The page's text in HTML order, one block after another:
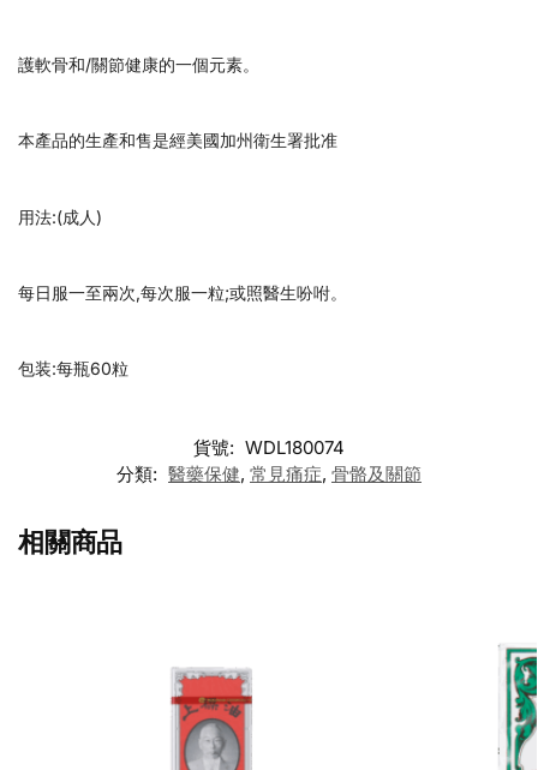
護軟骨和/關節健康的一個元素。
本產品的生產和售是經美國加州衛生署批准
用法:(成人)
每日服一至兩次,每次服一粒;或照醫生吩咐。
包装:每瓶60粒
貨號: WDL180074
分類: 醫藥保健, 常見痛症, 骨骼及關節
相關商品